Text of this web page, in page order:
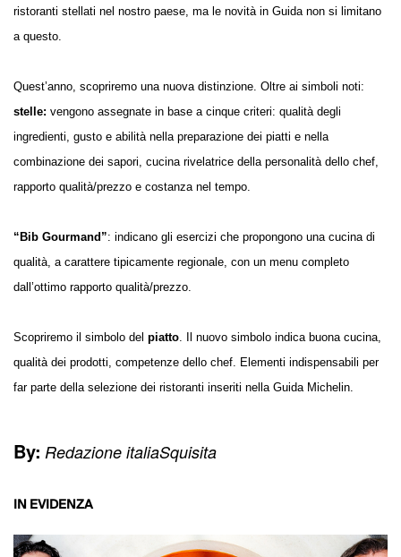
ristoranti stellati nel nostro paese, ma le novità in Guida non si limitano
a questo.
Quest’anno, scopriremo una nuova distinzione. Oltre ai simboli noti:
stelle: vengono assegnate in base a cinque criteri: qualità degli
ingredienti, gusto e abilità nella preparazione dei piatti e nella
combinazione dei sapori, cucina rivelatrice della personalità dello chef,
rapporto qualità/prezzo e costanza nel tempo.
“Bib Gourmand”: indicano gli esercizi che propongono una cucina di
qualità, a carattere tipicamente regionale, con un menu completo
dall’ottimo rapporto qualità/prezzo.
Scopriremo il simbolo del piatto. Il nuovo simbolo indica buona cucina,
qualità dei prodotti, competenze dello chef. Elementi indispensabili per
far parte della selezione dei ristoranti inseriti nella Guida Michelin.
By: Redazione italiaSquisita
IN EVIDENZA